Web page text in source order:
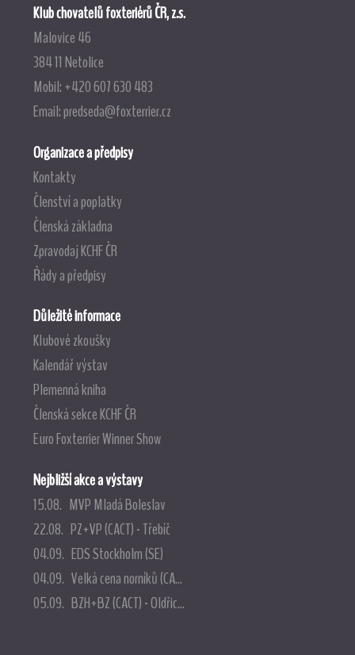
Klub chovatelů foxteriérů ČR, z.s.
Malovice 46
384 11 Netolice
Mobil: +420 607 630 483
Email:predseda@foxterrier.cz
Organizace a předpisy
Kontakty
Členství a poplatky
Členská základna
Zpravodaj KCHF ČR
Řády a předpisy
Důležité informace
Klubové zkoušky
Kalendář výstav
Plemenná kniha
Členská sekce KCHF ČR
Euro Foxterrier Winner Show
Nejbližší akce a výstavy
15.08. MVP Mladá Boleslav
22.08. PZ+VP (CACT) - Třebíč
04.09. EDS Stockholm (SE)
04.09. Velká cena norníků (CA...
05.09. BZH+BZ (CACT) - Oldřic...